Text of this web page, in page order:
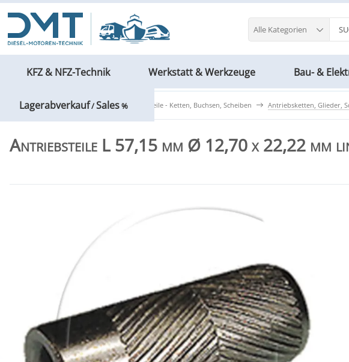
Alle Kategorien
KFZ & NFZ-Technik Werkstatt & Werkzeuge Bau- &
Lagerabverkauf/Sales%
Forst- & Gartentechnik Antriebsteile - Ketten, Buchsen, Scheiben Antriebsketten, Glieder,
Antriebsteile L 57,15 mm Ø 12,70 x 22,22 mm